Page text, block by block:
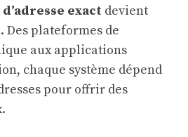
exact devient
plateformes de
aux applications
chaque système dépend
pour offrir des